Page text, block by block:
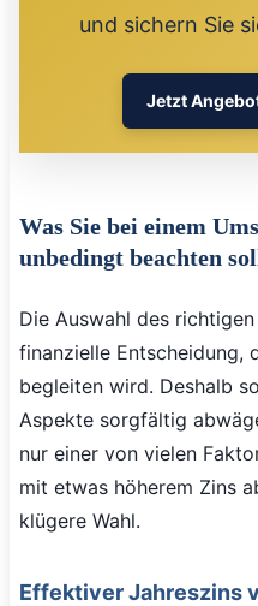
und sichern Sie
Jetzt
Was Sie bei einem
unbedingt beachten
Die Auswahl des
finanzielle Entscheidung,
begleiten wird. Deshalb
Aspekte sorgfältig
nur einer von vielen
mit etwas höherem Zins
klügere Wahl.
Effektiver Jahreszins